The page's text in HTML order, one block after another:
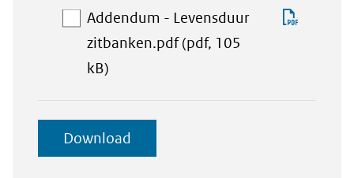
toevoegen
download-
selectie
Addendum - Levensduur
zitbanken.pdf(pdf, 105
kB)
selectie
toevoegen
Download
items